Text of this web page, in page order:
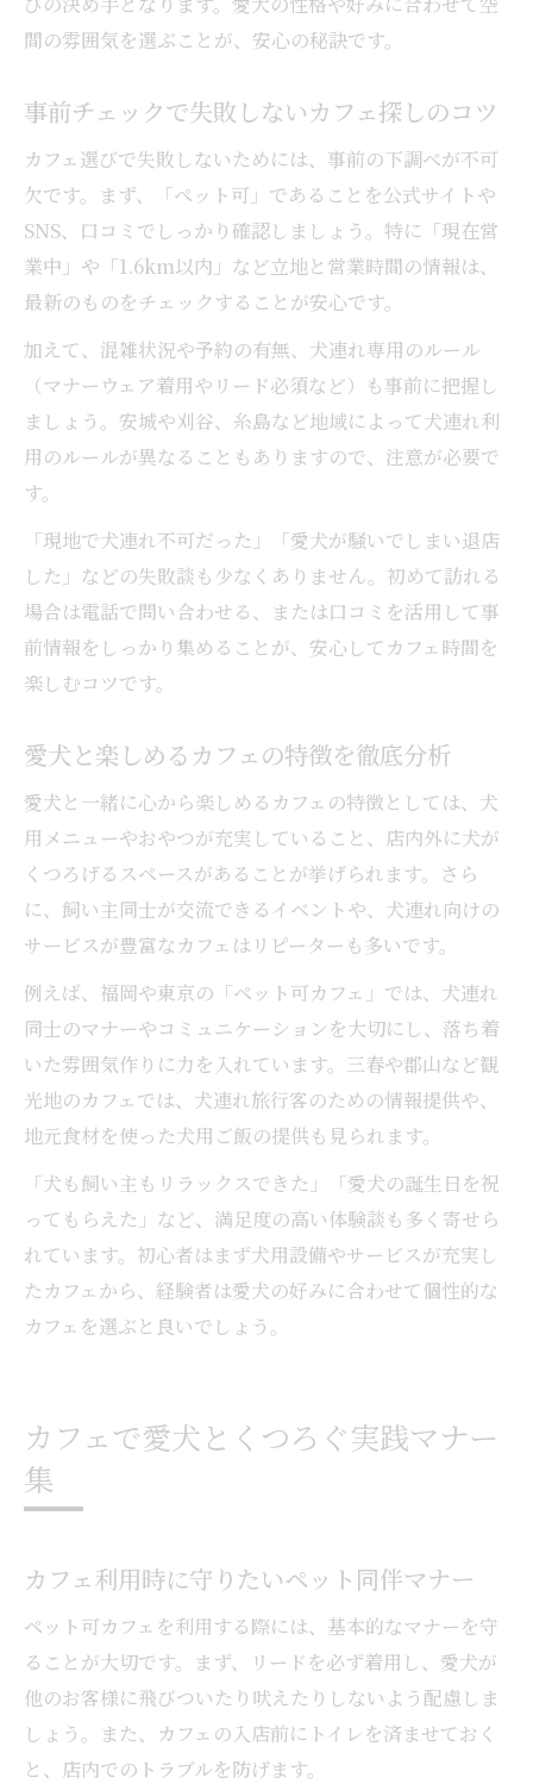
間の雰囲気を選ぶことが、安心の秘訣です。
事前チェックで失敗しないカフェ探しのコツ
カフェ選びで失敗しないためには、事前の下調べが不可
欠です。まず、「ペット可」であることを公式サイトや
SNS、口コミでしっかり確認しましょう。特に「現在営
業中」や「1.6km以内」など立地と営業時間の情報は、
最新のものをチェックすることが安心です。
加えて、混雑状況や予約の有無、犬連れ専用のルール
（マナーウェア着用やリード必須など）も事前に把握し
ましょう。安城や刈谷、糸島など地域によって犬連れ利
用のルールが異なることもありますので、注意が必要で
す。
「現地で犬連れ不可だった」「愛犬が騒いでしまい退店
した」などの失敗談も少なくありません。初めて訪れる
場合は電話で問い合わせる、または口コミを活用して事
前情報をしっかり集めることが、安心してカフェ時間を
楽しむコツです。
愛犬と楽しめるカフェの特徴を徹底分析
愛犬と一緒に心から楽しめるカフェの特徴としては、犬
用メニューやおやつが充実していること、店内外に犬が
くつろげるスペースがあることが挙げられます。さら
に、飼い主同士が交流できるイベントや、犬連れ向けの
サービスが豊富なカフェはリピーターも多いです。
例えば、福岡や東京の「ペット可カフェ」では、犬連れ
同士のマナーやコミュニケーションを大切にし、落ち着
いた雰囲気作りに力を入れています。三春や郡山など観
光地のカフェでは、犬連れ旅行客のための情報提供や、
地元食材を使った犬用ご飯の提供も見られます。
「犬も飼い主もリラックスできた」「愛犬の誕生日を祝
ってもらえた」など、満足度の高い体験談も多く寄せら
れています。初心者はまず犬用設備やサービスが充実し
たカフェから、経験者は愛犬の好みに合わせて個性的な
カフェを選ぶと良いでしょう。
カフェで愛犬とくつろぐ実践マナー
集
カフェ利用時に守りたいペット同伴マナー
ペット可カフェを利用する際には、基本的なマナーを守
ることが大切です。まず、リードを必ず着用し、愛犬が
他のお客様に飛びついたり吠えたりしないよう配慮しま
しょう。また、カフェの入店前にトイレを済ませておく
と、店内でのトラブルを防げます。